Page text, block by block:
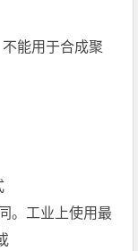
能用于合成聚
。工业上使用最